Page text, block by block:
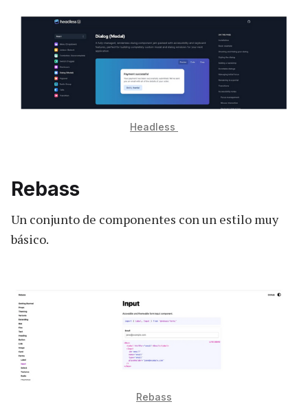
Headless
Rebass
Un conjunto de componentes con un estilo muy
básico.
Rebass